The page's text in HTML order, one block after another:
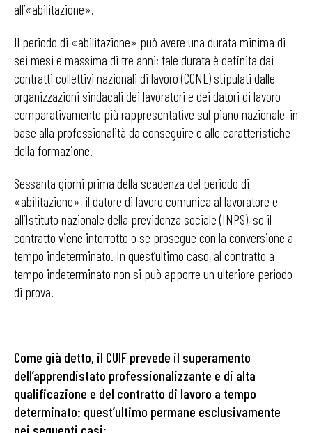
all’«abilitazione».
Il periodo di «abilitazione» può avere una durata minima di
sei mesi e massima di tre anni; tale durata è definita dai
contratti collettivi nazionali di lavoro (CCNL) stipulati dalle
organizzazioni sindacali dei lavoratori e dei datori di lavoro
comparativamente più rappresentative sul piano nazionale, in
base alla professionalità da conseguire e alle caratteristiche
della formazione.
Sessanta giorni prima della scadenza del periodo di
«abilitazione», il datore di lavoro comunica al lavoratore e
all’Istituto nazionale della previdenza sociale (INPS), se il
contratto viene interrotto o se prosegue con la conversione a
tempo indeterminato. In quest’ultimo caso, al contratto a
tempo indeterminato non si può apporre un ulteriore periodo
di prova.
Come già detto, il CUIF prevede il superamento
dell’apprendistato professionalizzante e di alta
qualificazione e del contratto di lavoro a tempo
determinato: quest’ultimo permane esclusivamente
nei seguenti casi: